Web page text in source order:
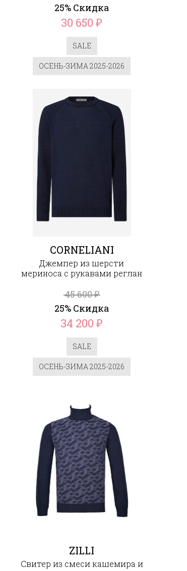
25% Скидка
30 650₽
SALE
ОСЕНЬ-ЗИМА 2025-2026
CORNELIANI
Джемпер из шерсти
мериноса с рукавами реглан
45 600₽
25% Скидка
34 200₽
SALE
ОСЕНЬ-ЗИМА 2025-2026
ZILLI
Свитер из смеси кашемира и